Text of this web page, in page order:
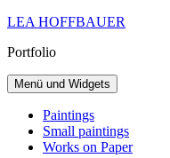
Zum
springen
LEA HOFFBAUER
Portfolio
Menü und Widgets
Paintings
Small paintings
Works on Paper